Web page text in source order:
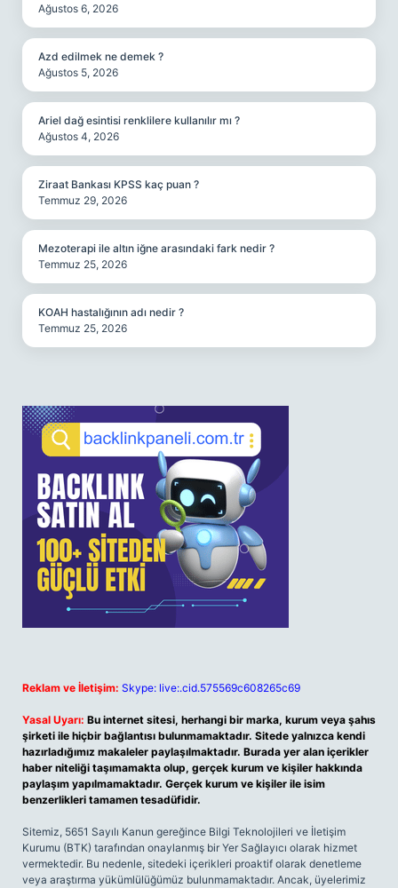
Ağustos 6, 2026
Azd edilmek ne demek ?
Ağustos 5, 2026
Ariel dağ esintisi renklilere kullanılır mı ?
Ağustos 4, 2026
Ziraat Bankası KPSS kaç puan ?
Temmuz 29, 2026
Mezoterapi ile altın iğne arasındaki fark nedir ?
Temmuz 25, 2026
KOAH hastalığının adı nedir ?
Temmuz 25, 2026
Reklam ve İletişim: Skype: live:.cid.575569c608265c69
Yasal Uyarı: Bu internet sitesi, herhangi bir marka, kurum veya şahıs
şirketi ile hiçbir bağlantısı bulunmamaktadır. Sitede yalnızca kendi
hazırladığımız makaleler paylaşılmaktadır. Burada yer alan içerikler
haber niteliği taşımamakta olup, gerçek kurum ve kişiler hakkında
paylaşım yapılmamaktadır. Gerçek kurum ve kişiler ile isim
benzerlikleri tamamen tesadüfidir.
Sitemiz, 5651 Sayılı Kanun gereğince Bilgi Teknolojileri ve İletişim
Kurumu (BTK) tarafından onaylanmış bir Yer Sağlayıcı olarak hizmet
vermektedir. Bu nedenle, sitedeki içerikleri proaktif olarak denetleme
veya araştırma yükümlülüğümüz bulunmamaktadır. Ancak, üyelerimiz